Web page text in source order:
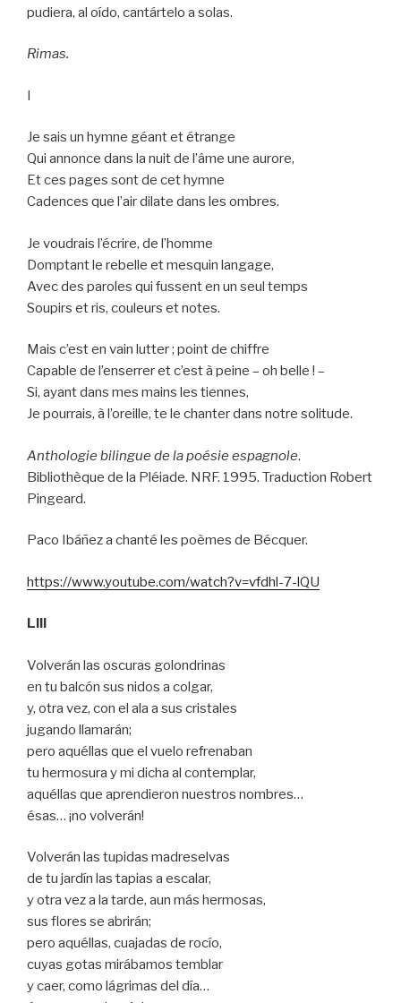
pudiera, al oído, cantártelo a solas.
Rimas.
I
Je sais un hymne géant et étrange
Qui annonce dans la nuit de l’âme une aurore,
Et ces pages sont de cet hymne
Cadences que l’air dilate dans les ombres.
Je voudrais l’écrire, de l’homme
Domptant le rebelle et mesquin langage,
Avec des paroles qui fussent en un seul temps
Soupirs et ris, couleurs et notes.
Mais c’est en vain lutter ; point de chiffre
Capable de l’enserrer et c’est à peine – oh belle ! –
Si, ayant dans mes mains les tiennes,
Je pourrais, à l’oreille, te le chanter dans notre solitude.
Anthologie bilingue de la poésie espagnole.
Bibliothèque de la Pléiade. NRF. 1995. Traduction Robert
Pingeard.
Paco Ibáñez a chanté les poèmes de Bécquer.
https://www.youtube.com/watch?v=vfdhl-7-lQU
LIII
Volverán las oscuras golondrinas
en tu balcón sus nidos a colgar,
y, otra vez, con el ala a sus cristales
jugando llamarán;
pero aquéllas que el vuelo refrenaban
tu hermosura y mi dicha al contemplar,
aquéllas que aprendieron nuestros nombres…
ésas… ¡no volverán!
Volverán las tupidas madreselvas
de tu jardín las tapias a escalar,
y otra vez a la tarde, aun más hermosas,
sus flores se abrirán;
pero aquéllas, cuajadas de rocío,
cuyas gotas mirábamos temblar
y caer, como lágrimas del día…